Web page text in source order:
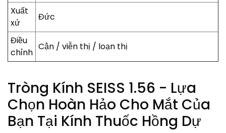
Xuất
xứ
Đức
Điều
chỉnh
Cận / viễn thị / loạn thị
Tròng Kính SEISS 1.56 - Lựa
Chọn Hoàn Hảo Cho Mắt Của
Bạn Tại Kính Thuốc Hồng Dự